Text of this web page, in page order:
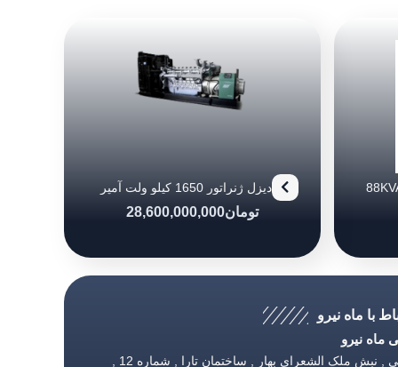
دیزل ژنراتور بادوین مدل (88KVA)
دیزل ژنراتور 1650 کیلو ولت آمپر
تومان28,600,000,000
با ماه نیرو
نیرو